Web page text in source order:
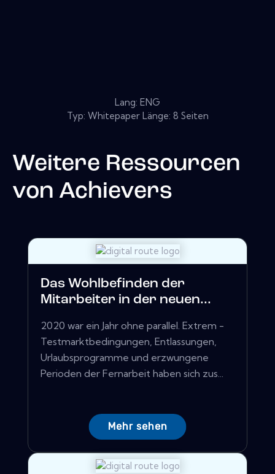
Lang: ENG
Typ: Whitepaper Länge: 8 Seiten
Weitere Ressourcen
von Achievers
Das Wohlbefinden der
Mitarbeiter in der neuen...
2020 war ein Jahr ohne parallel. Extrem -
Testmarktbedingungen, Entlassungen,
Urlaubsprogramme und erzwungene
Perioden der Fernarbeit haben sich zus...
Mehr sehen